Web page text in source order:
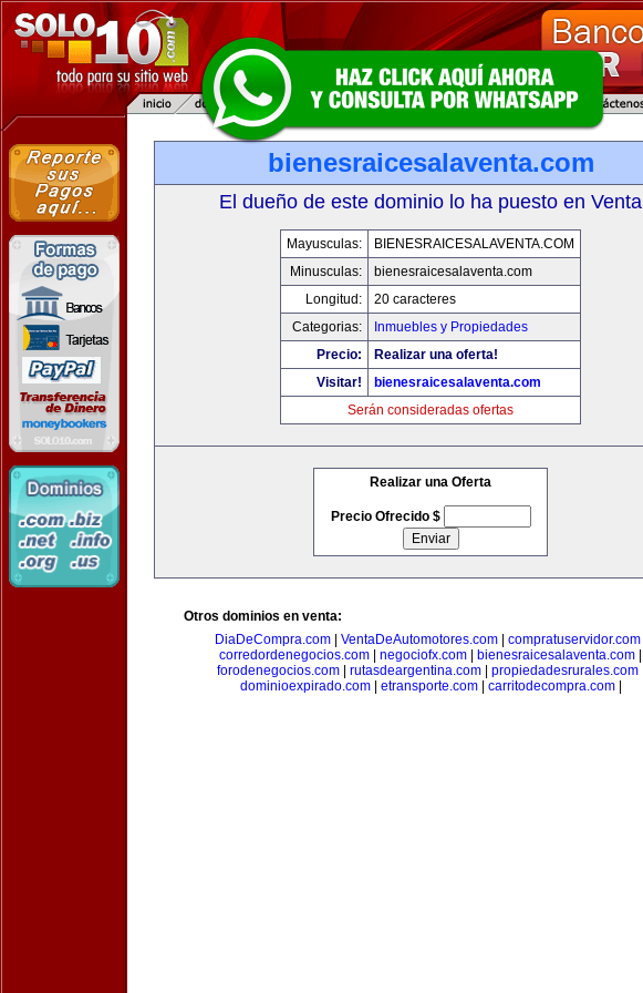
bienesraicesalaventa.com
El dueño de este dominio lo ha puesto en Venta
Mayusculas:
BIENESRAICESALAVENTA.COM
Minusculas:
bienesraicesalaventa.com
Longitud:
20 caracteres
Categorias:
Inmuebles y Propiedades
Precio:
Realizar una oferta!
Visitar!
bienesraicesalaventa.com
Serán consideradas ofertas
Realizar una Oferta
Precio Ofrecido $
Otros dominios en venta:
DiaDeCompra.com| VentaDeAutomotores.com| compratuservidor.com|
corredordenegocios.com
negociofx.com bienesraicesalaventa.com
forodenegocios.com| rutasdeargentina.com| propiedadesrurales.com|
dominioexpirado.com| etransporte.com| carritodecompra.com|